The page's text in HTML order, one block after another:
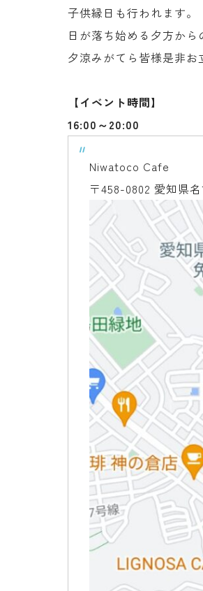
子供縁日も行われます。
日が落ち始める夕方から
夕涼みがてら皆様是非お
【イベント時間】
16:00～20:00
Niwatoco Cafe
〒458-0802 愛知県